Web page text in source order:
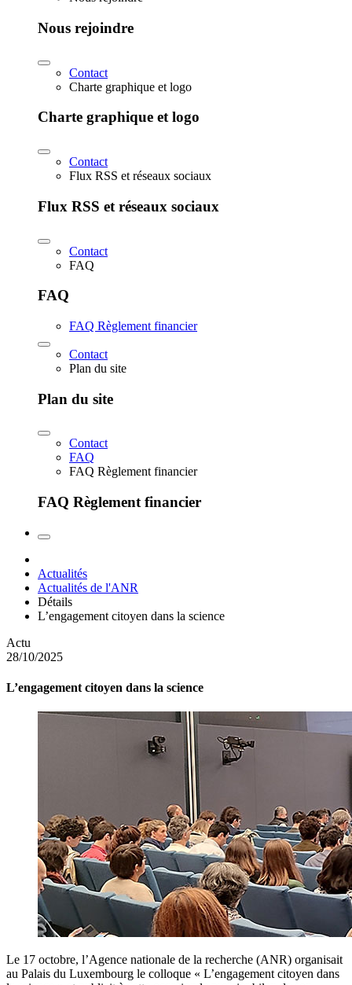
Nous rejoindre
Contact
Charte graphique et logo
Charte graphique et logo
Contact
Flux RSS et réseaux sociaux
Flux RSS et réseaux sociaux
Contact
FAQ
FAQ
FAQ Règlement financier
Contact
Plan du site
Plan du site
Contact
FAQ
FAQ Règlement financier
FAQ Règlement financier
Actualités
Actualités de l'ANR
Détails
L’engagement citoyen dans la science
Actu
28/10/2025
L’engagement citoyen dans la science
Le 17 octobre, l’Agence nationale de la recherche (ANR) organisait
au Palais du Luxembourg le colloque « L’engagement citoyen dans